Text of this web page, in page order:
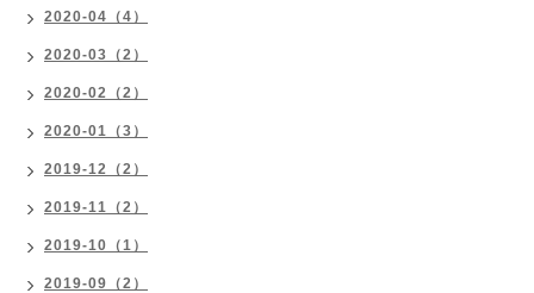
2020-04（4）
2020-03（2）
2020-02（2）
2020-01（3）
2019-12（2）
2019-11（2）
2019-10（1）
2019-09（2）